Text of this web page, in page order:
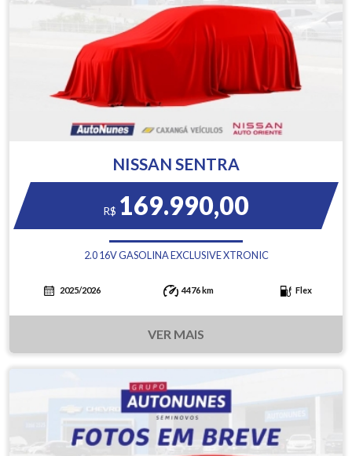
NISSAN SENTRA
R$ 169.990,00
2.0 16V GASOLINA EXCLUSIVE XTRONIC
2025/2026 4476 km Flex
VER MAIS